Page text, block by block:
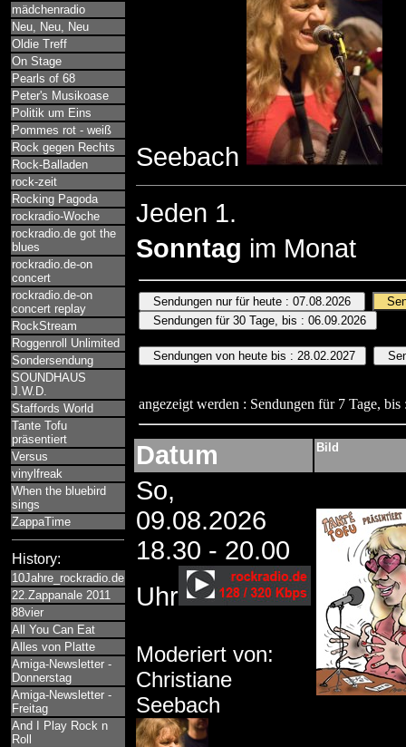
mädchenradio
Neu, Neu, Neu
Oldie Treff
On Stage
Pearls of 68
Peter's Musikoase
Politik um Eins
Pommes rot - weiß
Rock gegen Rechts
Rock-Balladen
rock-zeit
Rocking Pagoda
rockradio-Woche
rockradio.de got the
blues
rockradio.de-on
concert
rockradio.de-on
concert replay
RockStream
Roggenroll Unlimited
Sondersendung
SOUNDHAUS
J.W.D.
Staffords World
Tante Tofu
präsentiert
Versus
vinylfreak
When the bluebird
sings
ZappaTime
History:
10Jahre_rockradio.de
22.Zappanale 2011
88vier
All You Can Eat
Alles von Platte
Amiga-Newsletter -
Donnerstag
Amiga-Newsletter -
Freitag
And I Play Rock n
Roll
Seebach
Jeden 1.
Sonntag im Monat
angezeigt werden : Sendungen für 7 Tage, bis
Datum Bild
So,
09.08.2026
18.30 - 20.00
Uhr
Moderiert von:
Christiane
Seebach